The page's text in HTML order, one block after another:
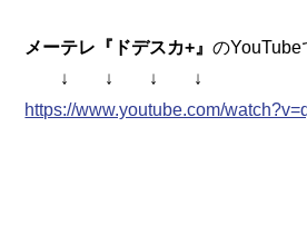
メーテレ『ドデスカ+』の
↓ ↓ ↓ ↓
https://www.youtube.com/